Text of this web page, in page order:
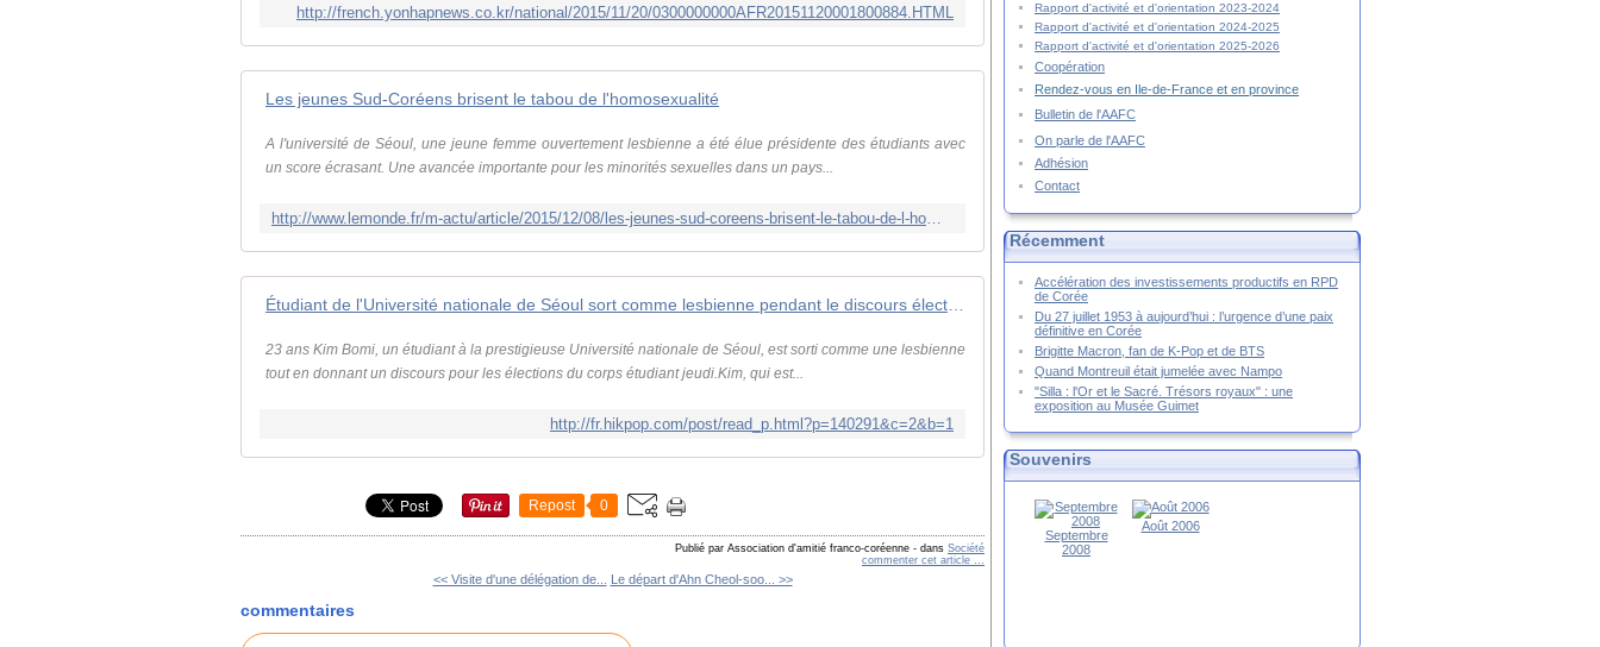
http://french.yonhapnews.co.kr/national/2015/11/20/0300000000AFR20151120001800884.HTML
Les jeunes Sud-Coréens brisent le tabou de l'homosexualité
A l'université de Séoul, une jeune femme ouvertement lesbienne a été élue présidente des étudiants avec
un score écrasant. Une avancée importante pour les minorités sexuelles dans un pays...
http://www.lemonde.fr/m-actu/article/2015/12/08/les-jeunes-sud-coreens-brisent-le-tabou-de-l-homosexualite_4827010_4497186.html
Étudiant de l'Université nationale de Séoul sort comme lesbienne pendant le discours électoral du corps étudiant
23 ans Kim Bomi, un étudiant à la prestigieuse Université nationale de Séoul, est sorti comme une lesbienne
tout en donnant un discours pour les élections du corps étudiant jeudi.Kim, qui est...
http://fr.hikpop.com/post/read_p.html?p=140291&c=2&b=1
Repost 0
Publié par Association d'amitié franco-coréenne - dans Société
commenter cet article …
<< Visite d'une délégation de... Le départ d'Ahn Cheol-soo... >>
commentaires
Rapport d'activité et d'orientation 2023-2024
Rapport d'activité et d'orientation 2024-2025
Rapport d'activité et d'orientation 2025-2026
Coopération
Rendez-vous en Ile-de-France et en province
Bulletin de l'AAFC
On parle de l'AAFC
Adhésion
Contact
Récemment
Accélération des investissements productifs en RPD
de Corée
Du 27 juillet 1953 à aujourd’hui : l’urgence d’une paix
définitive en Corée
Brigitte Macron, fan de K-Pop et de BTS
Quand Montreuil était jumelée avec Nampo
"Silla : l'Or et le Sacré. Trésors royaux" : une
exposition au Musée Guimet
Souvenirs
Septembre
2008
Août 2006